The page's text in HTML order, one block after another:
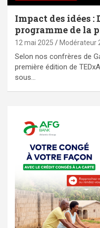
Impact des idées :
programme de la
12 mai 2025 Modérateur
Selon nos confrères de
première édition de
sous…